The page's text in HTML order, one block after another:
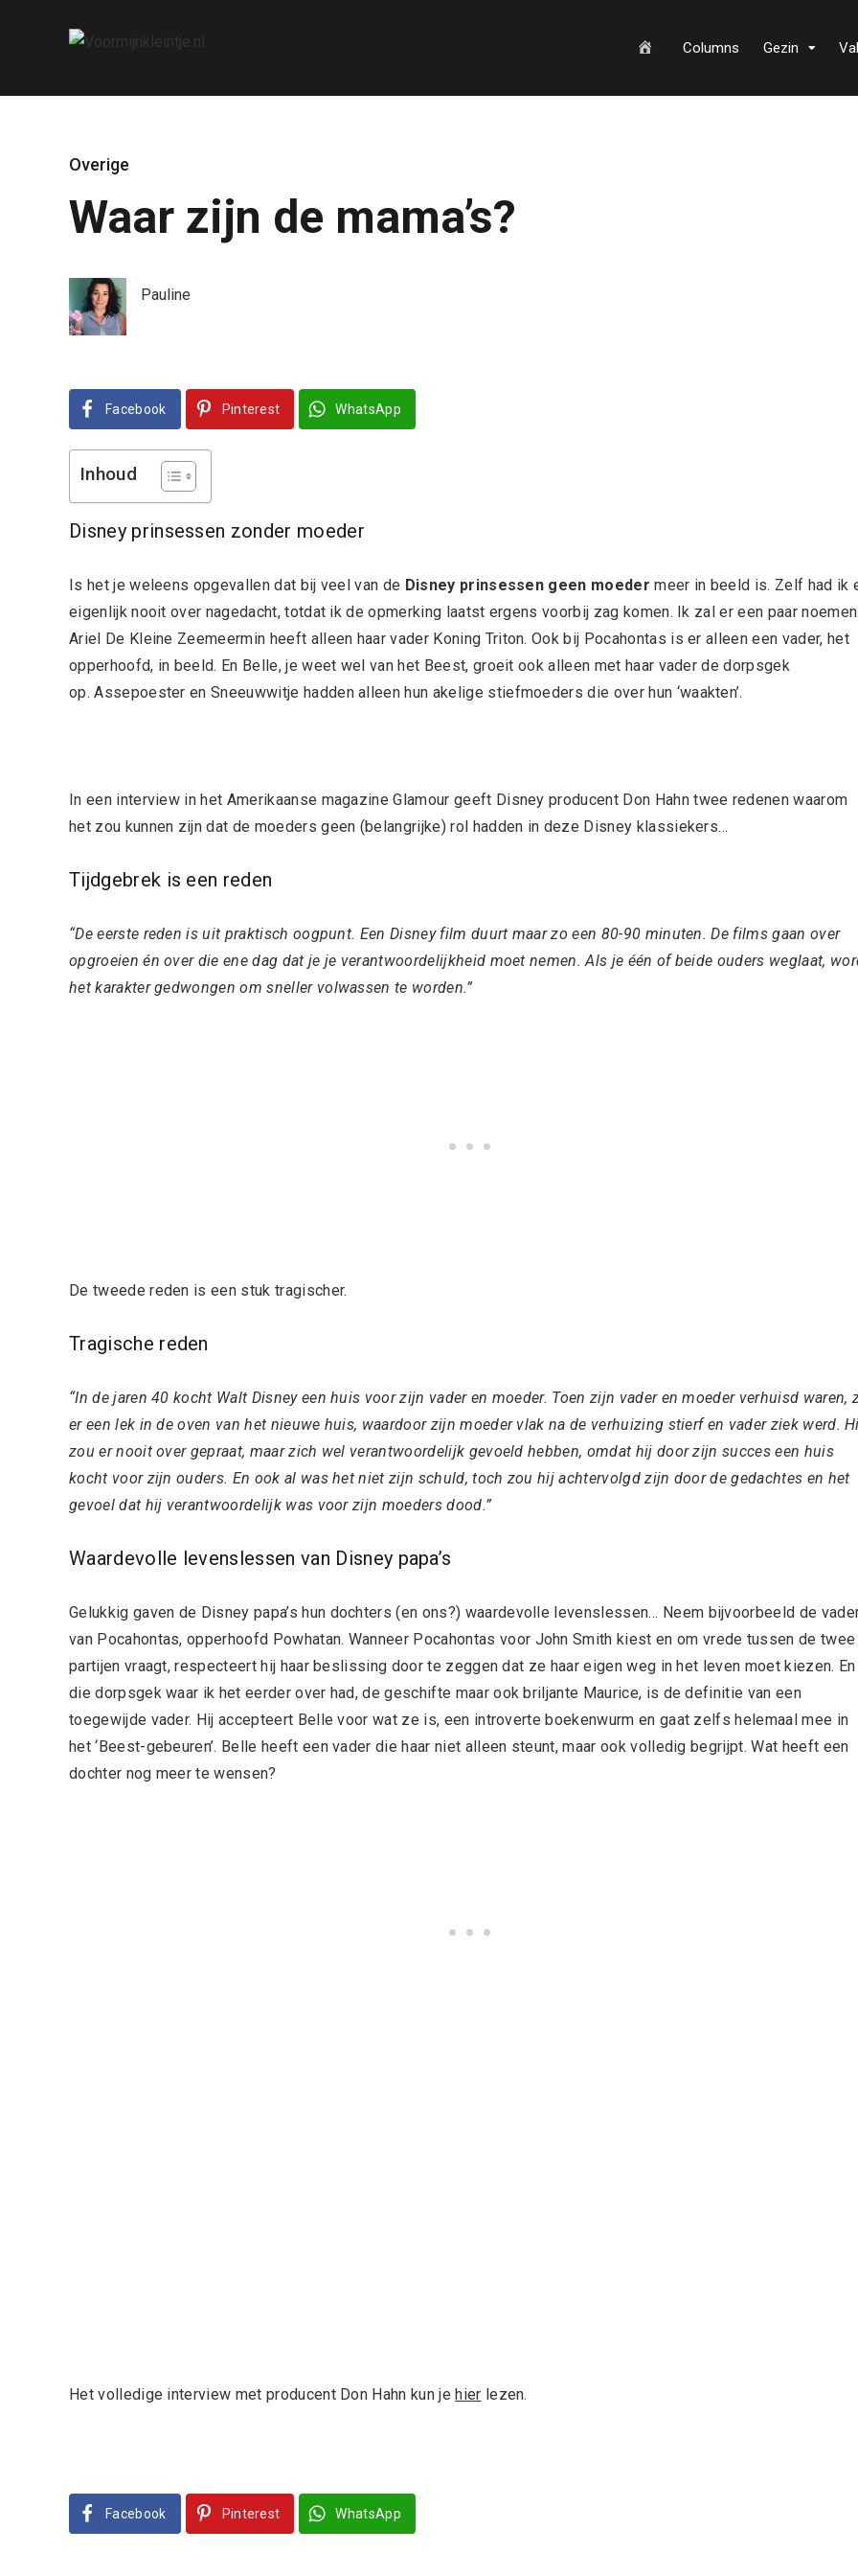
Columns Gezin
Overige
Waar zijn de mama’s?
Pauline
Facebook Pinterest WhatsApp
Inhoud
Disney prinsessen zonder moeder
Is het je weleens opgevallen dat bij veel van de Disney prinsessen geen moeder meer in beeld is. Zelf had ik
eigenlijk nooit over nagedacht, totdat ik de opmerking laatst ergens voorbij zag komen. Ik zal er een paar
Ariel De Kleine Zeemeermin heeft alleen haar vader Koning Triton. Ook bij Pocahontas is er alleen een vader, het
opperhoofd, in beeld. En Belle, je weet wel van het Beest, groeit ook alleen met haar vader de dorpsgek
op. Assepoester en Sneeuwwitje hadden alleen hun akelige stiefmoeders die over hun ‘waakten’.
In een interview in het Amerikaanse magazine Glamour geeft Disney producent Don Hahn twee redenen waarom
het zou kunnen zijn dat de moeders geen (belangrijke) rol hadden in deze Disney klassiekers…
Tijdgebrek is een reden
“De eerste reden is uit praktisch oogpunt. Een Disney film duurt maar zo een 80-90 minuten. De films gaan over
opgroeien én over die ene dag dat je je verantwoordelijkheid moet nemen. Als je één of beide ouders weglaat,
het karakter gedwongen om sneller volwassen te worden.”
De tweede reden is een stuk tragischer.
Tragische reden
“In de jaren 40 kocht Walt Disney een huis voor zijn vader en moeder. Toen zijn vader en moeder verhuisd waren,
er een lek in de oven van het nieuwe huis, waardoor zijn moeder vlak na de verhuizing stierf en vader ziek werd.
zou er nooit over gepraat, maar zich wel verantwoordelijk gevoeld hebben, omdat hij door zijn succes een huis
kocht voor zijn ouders. En ook al was het niet zijn schuld, toch zou hij achtervolgd zijn door de gedachtes en het
gevoel dat hij verantwoordelijk was voor zijn moeders dood.”
Waardevolle levenslessen van Disney papa’s
Gelukkig gaven de Disney papa’s hun dochters (en ons?) waardevolle levenslessen… Neem bijvoorbeeld de
van Pocahontas, opperhoofd Powhatan. Wanneer Pocahontas voor John Smith kiest en om vrede tussen de twee
partijen vraagt, respecteert hij haar beslissing door te zeggen dat ze haar eigen weg in het leven moet kiezen. En
die dorpsgek waar ik het eerder over had, de geschifte maar ook briljante Maurice, is de definitie van een
toegewijde vader. Hij accepteert Belle voor wat ze is, een introverte boekenwurm en gaat zelfs helemaal mee in
het ‘Beest-gebeuren’. Belle heeft een vader die haar niet alleen steunt, maar ook volledig begrijpt. Wat heeft een
dochter nog meer te wensen?
Het volledige interview met producent Don Hahn kun jehier lezen.
Facebook Pinterest WhatsApp